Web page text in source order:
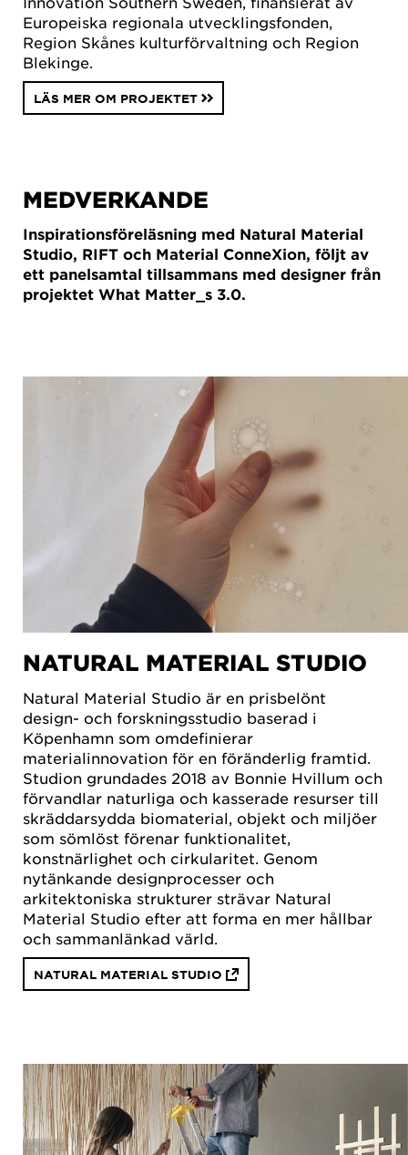
Europeiska regionala utvecklingsfonden,
Region Skånes kulturförvaltning och Region
Blekinge.
LÄS MER OM PROJEKTET
MEDVERKANDE
Inspirationsföreläsning med Natural Material
Studio, RIFT och Material ConneXion, följt av
ett panelsamtal tillsammans med designer från
projektet What Matter_s 3.0.
NATURAL MATERIAL STUDIO
Natural Material Studio är en prisbelönt
design- och forskningsstudio baserad i
Köpenhamn som omdefinierar
materialinnovation för en föränderlig framtid.
Studion grundades 2018 av Bonnie Hvillum och
förvandlar naturliga och kasserade resurser till
skräddarsydda biomaterial, objekt och miljöer
som sömlöst förenar funktionalitet,
konstnärlighet och cirkularitet. Genom
nytänkande designprocesser och
arkitektoniska strukturer strävar Natural
Material Studio efter att forma en mer hållbar
och sammanlänkad värld.
NATURAL MATERIAL STUDIO